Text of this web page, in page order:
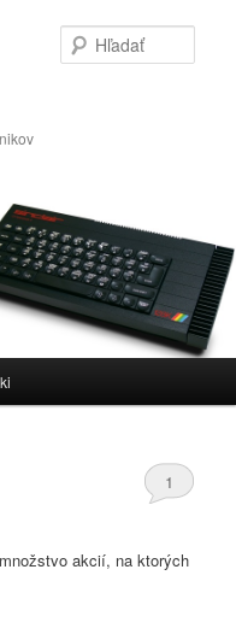
1
akcií, na ktorých